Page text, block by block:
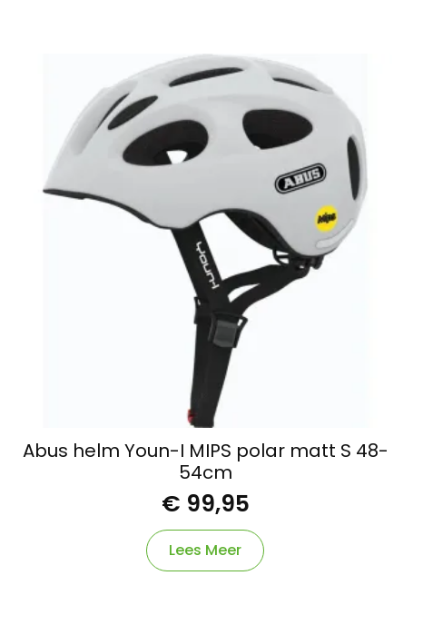
Abus helm Youn-I MIPS polar matt S 48-
54cm
€ 99,95
Lees Meer